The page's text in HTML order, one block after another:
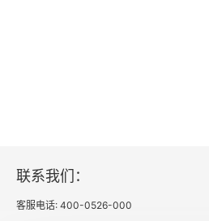
联系我们：
客服电话: 400-0526-000